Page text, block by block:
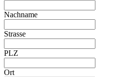
Nachname
Strasse
PLZ
Ort